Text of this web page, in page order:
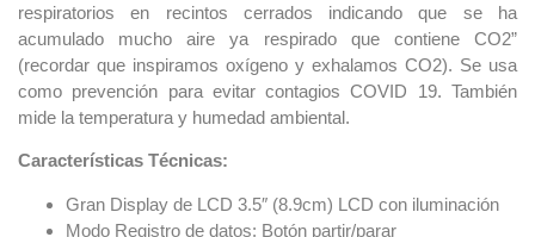
respiratorios en recintos cerrados indicando que se ha
acumulado mucho aire ya respirado que contiene CO2”
(recordar que inspiramos oxígeno y exhalamos CO2). Se usa
como prevención para evitar contagios COVID 19. También
mide la temperatura y humedad ambiental.
Características Técnicas:
Gran Display de LCD 3.5″ (8.9cm) LCD con iluminación
Modo Registro de datos: Botón partir/parar